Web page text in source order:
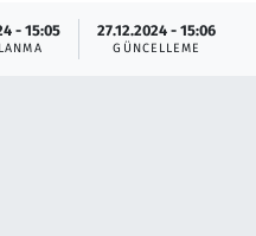
- 15:05 27.12.2024 - 15:06
GÜNCELLEME